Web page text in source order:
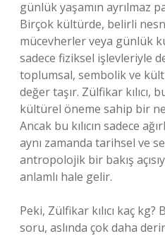
günlük yaşamın ayrılmaz
Birçok kültürde, belirli
mücevherler veya günlük
sadece fiziksel işlevleriyle
toplumsal, sembolik ve
değer taşır. Zülfikar kılıcı,
kültürel öneme sahip bir
Ancak bu kılıcın sadece
aynı zamanda tarihsel ve
antropolojik bir bakış
anlamlı hale gelir.
Peki, Zülfikar kılıcı kaç
soru, aslında çok daha